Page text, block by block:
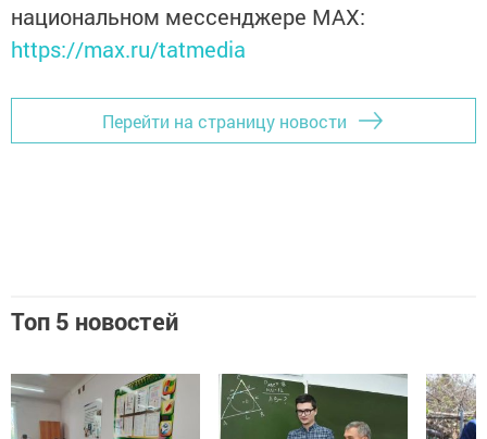
национальном мессенджере MАХ:
https://max.ru/tatmedia
Перейти на страницу новости
Топ 5 новостей